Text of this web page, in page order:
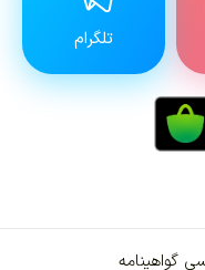
تلگرام
گواهینامه